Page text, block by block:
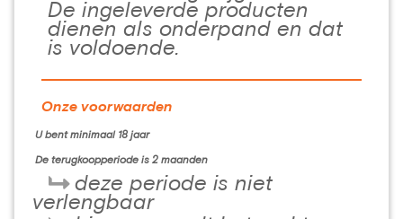
De ingeleverde producten
dienen als onderpand en dat
is voldoende.
Onze voorwaarden
U bent minimaal 18 jaar
De terugkoopperiode is 2 maanden
deze periode is niet
verlengbaar